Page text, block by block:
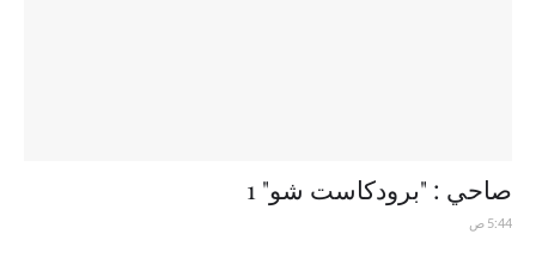
صاحي : "برودكاست شو" 1
5:44 ص